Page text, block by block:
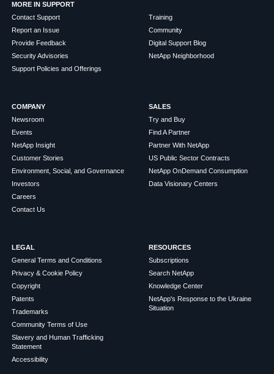
MORE IN SUPPORT
Contact Support
Report an Issue
Provide Feedback
Security Advisories
Support Policies and Offerings
Training
Community
Digital Support Blog
NetApp Neighborhood
COMPANY
Newsroom
Events
NetApp Insight
Customer Stories
Environment, Social, and Governance
Investors
Careers
Contact Us
SALES
Try and Buy
Find A Partner
Partner With NetApp
US Public Sector Contracts
NetApp OnDemand Consumption
Data Visionary Centers
LEGAL
General Terms and Conditions
Privacy & Cookie Policy
Copyright
Patents
Trademarks
Community Terms of Use
Slavery and Human Trafficking
Statement
Accessibility
RESOURCES
Subscriptions
Search NetApp
Knowledge Center
NetApp's Response to the Ukraine
Situation